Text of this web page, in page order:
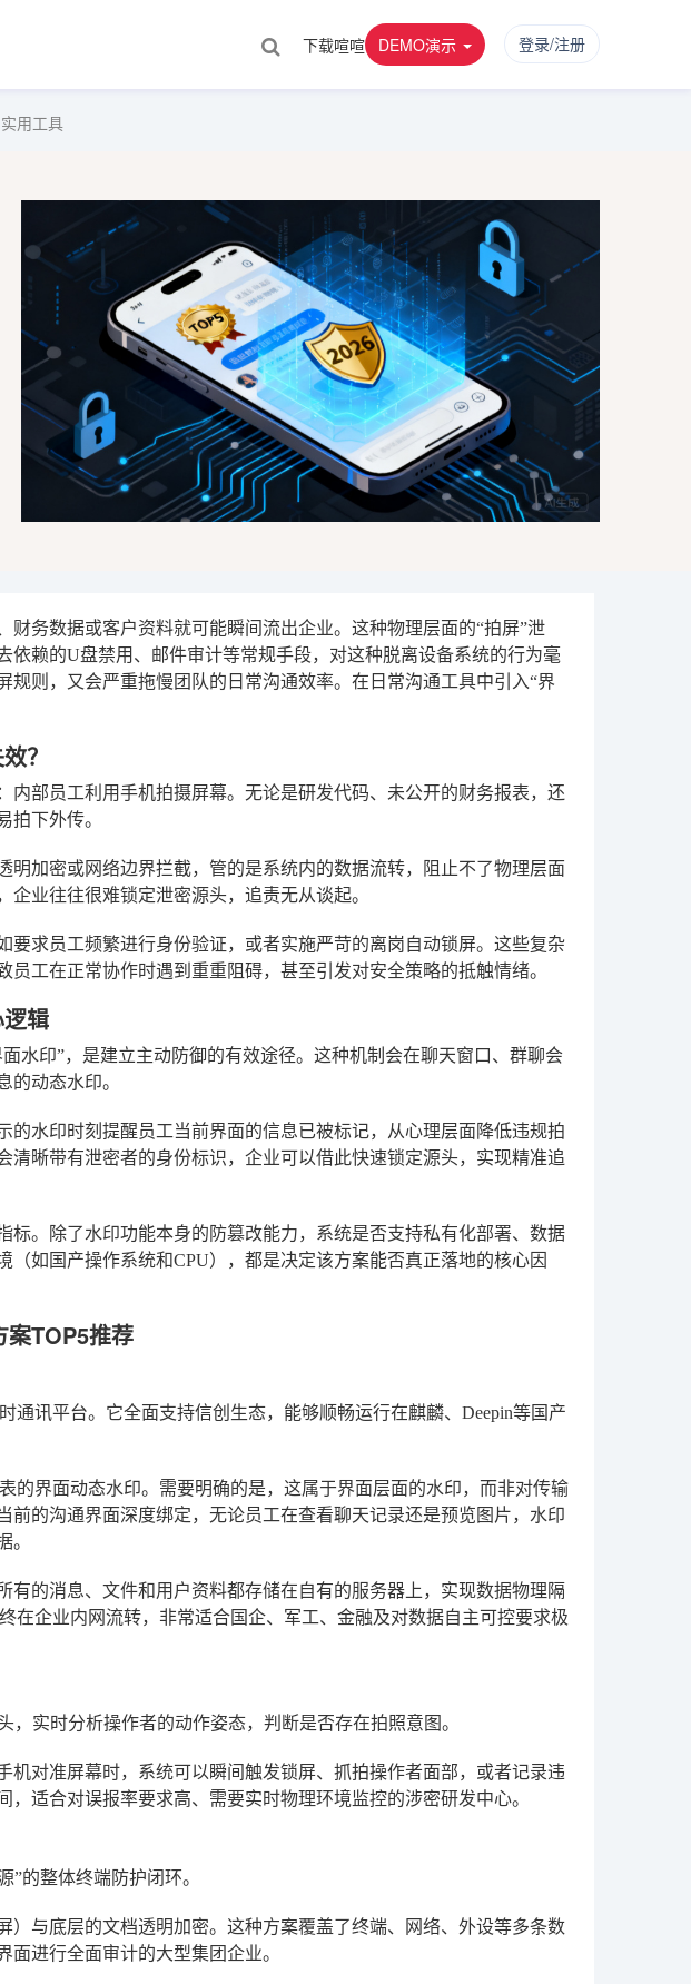
下载喧喧 DEMO演示 登录/注册
用工具
务数据或客户资料就可能瞬间流出企业。这种物理层面的“拍屏”泄
依赖的U盘禁用、邮件审计等常规手段，对这种脱离设备系统的行为毫
则，又会严重拖慢团队的日常沟通效率。在日常沟通工具中引入“界
？
内部员工利用手机拍摄屏幕。无论是研发代码、未公开的财务报表，还
拍下外传。
加密或网络边界拦截，管的是系统内的数据流转，阻止不了物理层面
业往往很难锁定泄密源头，追责无从谈起。
要求员工频繁进行身份验证，或者实施严苛的离岗自动锁屏。这些复杂
工在正常协作时遇到重重阻碍，甚至引发对安全策略的抵触情绪。
辑
水印”，是建立主动防御的有效途径。这种机制会在聊天窗口、群聊会
的动态水印。
的水印时刻提醒员工当前界面的信息已被标记，从心理层面降低违规拍
清晰带有泄密者的身份标识，企业可以借此快速锁定源头，实现精准追
标。除了水印功能本身的防篡改能力，系统是否支持私有化部署、数据
如国产操作系统和CPU），都是决定该方案能否真正落地的核心因
案TOP5推荐
通讯平台。它全面支持信创生态，能够顺畅运行在麒麟、Deepin等国产
的界面动态水印。需要明确的是，这属于界面层面的水印，而非对传输
前的沟通界面深度绑定，无论员工在查看聊天记录还是预览图片，水印
。
有的消息、文件和用户资料都存储在自有的服务器上，实现数据物理隔
在企业内网流转，非常适合国企、军工、金融及对数据自主可控要求极
实时分析操作者的动作姿态，判断是否存在拍照意图。
对准屏幕时，系统可以瞬间触发锁屏、抓拍操作者面部，或者记录违
适合对误报率要求高、需要实时物理环境监控的涉密研发中心。
”的整体终端防护闭环。
）与底层的文档透明加密。这种方案覆盖了终端、网络、外设等多条数
进行全面审计的大型集团企业。